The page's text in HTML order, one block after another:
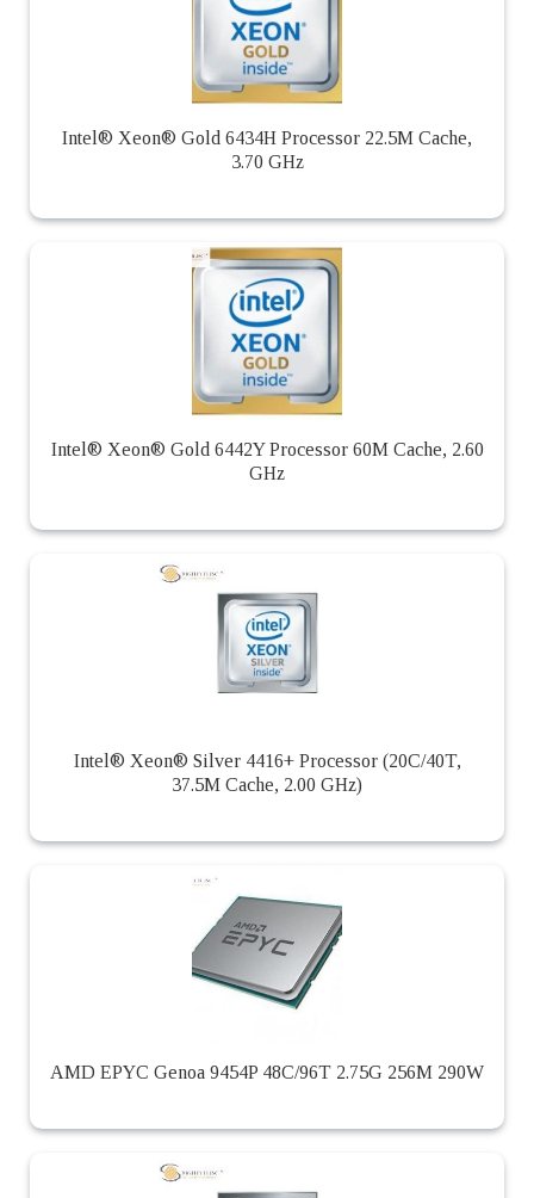
Intel® Xeon® Gold 6434H Processor 22.5M Cache,
3.70 GHz
Intel® Xeon® Gold 6442Y Processor 60M Cache, 2.60
GHz
Intel® Xeon® Silver 4416+ Processor (20C/40T,
37.5M Cache, 2.00 GHz)
AMD EPYC Genoa 9454P 48C/96T 2.75G 256M 290W